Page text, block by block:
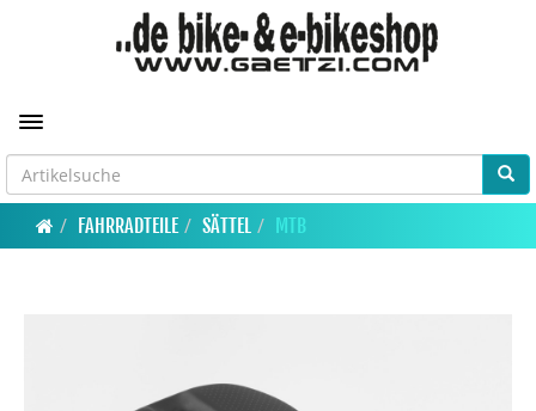
Toggle navigation
FAHRRADTEILE SÄTTEL MTB